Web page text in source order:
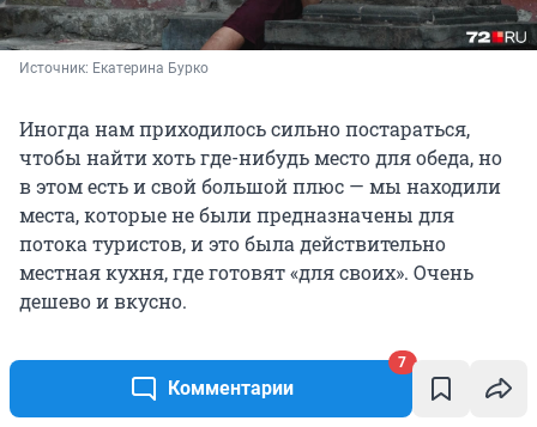
Комментарии
7
Источник: Екатерина Бурко
Иногда нам приходилось сильно постараться,
чтобы найти хоть где-нибудь место для обеда, но
в этом есть и свой большой плюс — мы находили
места, которые не были предназначены для
потока туристов, и это была действительно
местная кухня, где готовят «для своих». Очень
дешево и вкусно.
Когда мы только-только прилетели в Катманду и
приехали в отель, в котором должны были жить —